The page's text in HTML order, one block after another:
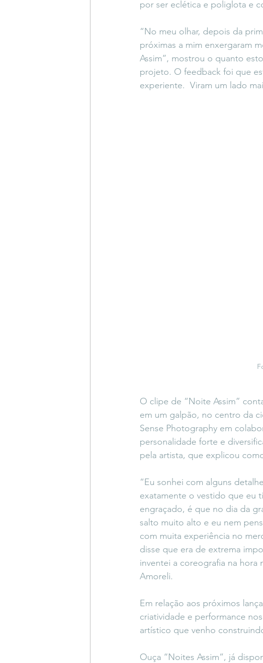
por ser eclética e poliglota e
“No meu olhar, depois da
próximas a mim enxergaram
Assim”, mostrou o quanto
projeto. O feedback foi que
experiente.  Viram um lado
O clipe de “Noite Assim”
em um galpão, no centro da
Sense Photography em
personalidade forte e
pela artista, que explicou
“Eu sonhei com alguns
exatamente o vestido que eu
engraçado, é que no dia da
salto muito alto e eu nem
com muita experiência no
disse que era de extrema
inventei a coreografia na hora
Amoreli.
Em relação aos próximos
criatividade e performance
artístico que venho
Ouça “Noites Assim”, já